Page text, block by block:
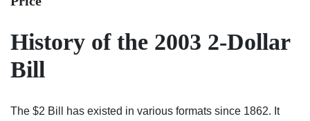
History of the 2003 2-Dollar
Bill
The $2 Bill has existed in various formats since 1862. It